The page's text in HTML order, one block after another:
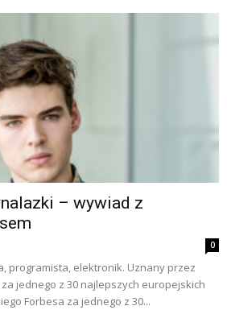
– wywiad z
0
programista, elektronik. Uznany przez
jednego z 30 najlepszych europejskich
Forbesa za jednego z 30...